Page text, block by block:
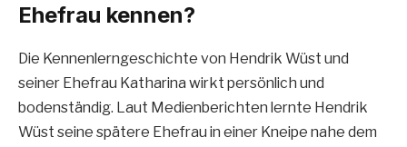
Ehefrau kennen?
Die Kennenlerngeschichte von Hendrik Wüst und
seiner Ehefrau Katharina wirkt persönlich und
bodenständig. Laut Medienberichten lernte Hendrik
Wüst seine spätere Ehefrau in einer Kneipe nahe dem